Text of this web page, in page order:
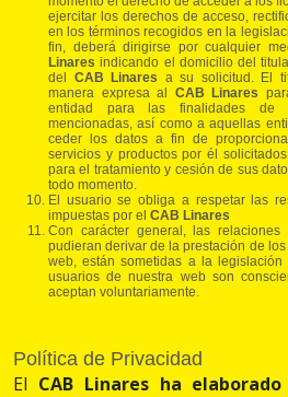
ejercitar los derechos de acceso,
en los términos recogidos en la
fin, deberá dirigirse por cualquier
Linares indicando el domicilio del
del CAB Linares a su solicitud. El
manera expresa al CAB Linares
entidad para las finalidades de
mencionadas, así como a aquellas
ceder los datos a fin de
servicios y productos por él
para el tratamiento y cesión de sus
todo momento.
El usuario se obliga a respetar las
impuestas por el CAB Linares
Con carácter general, las
pudieran derivar de la prestación de
web, están sometidas a la
usuarios de nuestra web son
aceptan voluntariamente.
Política de Privacidad
El CAB Linaresha elaborado